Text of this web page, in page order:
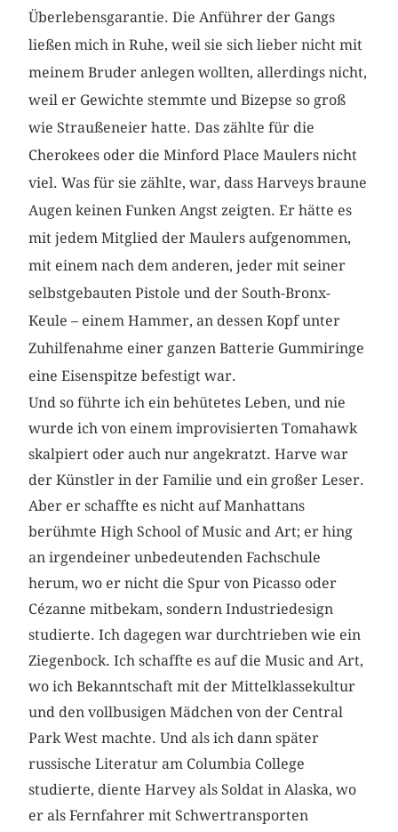
Überlebensgarantie. Die Anführer der Gangs
ließen mich in Ruhe, weil sie sich lieber nicht mit
meinem Bruder anlegen wollten, allerdings nicht,
weil er Gewichte stemmte und Bizepse so groß
wie Straußeneier hatte. Das zählte für die
Cherokees oder die Minford Place Maulers nicht
viel. Was für sie zählte, war, dass Harveys braune
Augen keinen Funken Angst zeigten. Er hätte es
mit jedem Mitglied der Maulers aufgenommen,
mit einem nach dem anderen, jeder mit seiner
selbstgebauten Pistole und der South-Bronx-
Keule – einem Hammer, an dessen Kopf unter
Zuhilfenahme einer ganzen Batterie Gummiringe
eine Eisenspitze befestigt war.
Und so führte ich ein behütetes Leben, und nie
wurde ich von einem improvisierten Tomahawk
skalpiert oder auch nur angekratzt. Harve war
der Künstler in der Familie und ein großer Leser.
Aber er schaffte es nicht auf Manhattans
berühmte High School of Music and Art; er hing
an irgendeiner unbedeutenden Fachschule
herum, wo er nicht die Spur von Picasso oder
Cézanne mitbekam, sondern Industriedesign
studierte. Ich dagegen war durchtrieben wie ein
Ziegenbock. Ich schaffte es auf die Music and Art,
wo ich Bekanntschaft mit der Mittelklassekultur
und den vollbusigen Mädchen von der Central
Park West machte. Und als ich dann später
russische Literatur am Columbia College
studierte, diente Harvey als Soldat in Alaska, wo
er als Fernfahrer mit Schwertransporten